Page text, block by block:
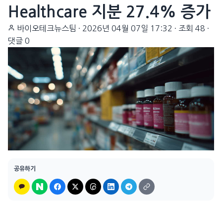
Healthcare 지분 27.4% 증가
바이오테크뉴스팀 · 2026년 04월 07일 17:32 · 조회 48 ·
댓글 0
공유하기